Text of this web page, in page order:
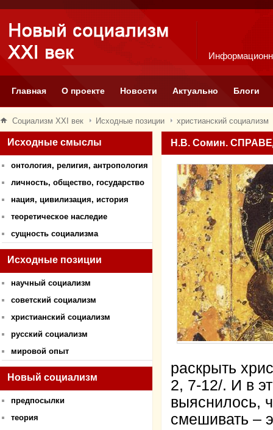
Главная О проекте Новости Актуально Блоги
Социализм XXI век Исходные позиции христианский социализм
Исходные смыслы
онтология, религия, антропология
личность, общество, государство
нация, цивилизация, история
теоретическое наследие
сущность социализма
Исходные позиции
научный социализм
советский социализм
христианский социализм
русский социализм
мировой опыт
Новый социализм
предпосылки
теория
Н.В. Сомин.
раскрыть
2, 7-12/. И в
выяснилось,
смешивать –